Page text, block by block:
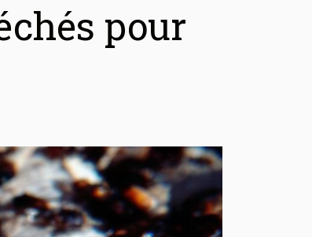
pour